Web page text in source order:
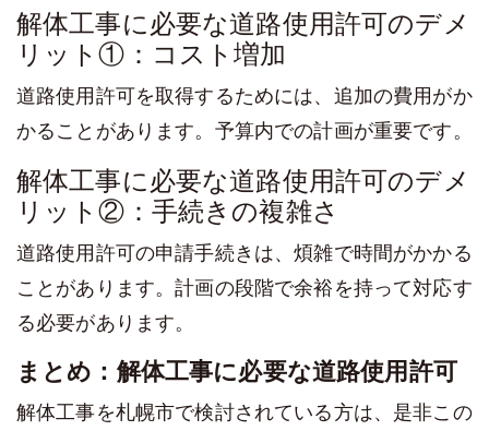
解体工事に必要な道路使用許可のデメ
リット①：コスト増加
道路使用許可を取得するためには、追加の費用がか
かることがあります。予算内での計画が重要です。
解体工事に必要な道路使用許可のデメ
リット②：手続きの複雑さ
道路使用許可の申請手続きは、煩雑で時間がかかる
ことがあります。計画の段階で余裕を持って対応す
る必要があります。
まとめ：解体工事に必要な道路使用許可
解体工事を札幌市で検討されている方は、是非この